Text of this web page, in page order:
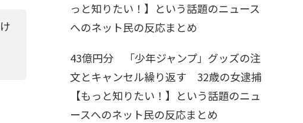
っと知りたい！】という話題のニュース
へのネット民の反応まとめ
43億円分 「少年ジャンプ」グッズの注
文とキャンセル繰り返す 32歳の女逮捕
【もっと知りたい！】という話題のニュ
ースへのネット民の反応まとめ